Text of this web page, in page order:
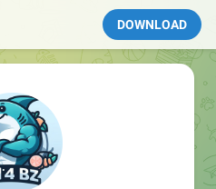
DOWNLOAD